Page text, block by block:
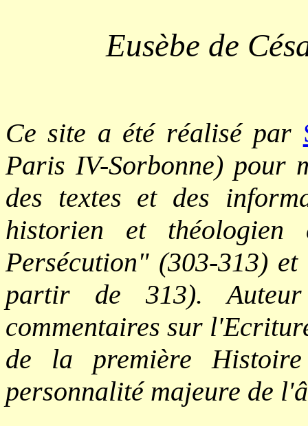
Eusèbe de
Ce site a été réalisé par
Paris IV-Sorbonne) pour
des textes et des
historien et théologien
Persécution" (303-313)
partir de 313).
commentaires sur
de la première
personnalité majeure de